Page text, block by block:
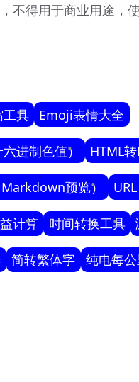
得用于商业用途，使
工具 Emoji表情大全
进制色值） HTML
预览）
计算 时间转换工具
简转繁体字 纯电每